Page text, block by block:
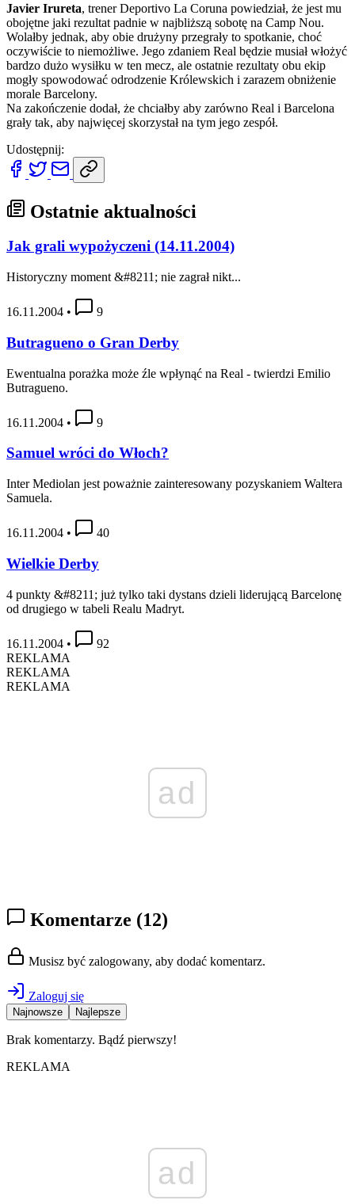
Javier Irureta, trener Deportivo La Coruna powiedział, że jest mu
obojętne jaki rezultat padnie w najbliższą sobotę na Camp Nou.
Wolałby jednak, aby obie drużyny przegrały to spotkanie, choć
oczywiście to niemożliwe. Jego zdaniem Real będzie musiał włożyć
bardzo dużo wysiłku w ten mecz, ale ostatnie rezultaty obu ekip
mogły spowodować odrodzenie Królewskich i zarazem obniżenie
morale Barcelony.
Na zakończenie dodał, że chciałby aby zarówno Real i Barcelona
grały tak, aby najwięcej skorzystał na tym jego zespół.
Udostępnij:
Ostatnie aktualności
Jak grali wypożyczeni (14.11.2004)
Historyczny moment &#8211; nie zagrał nikt...
16.11.2004 • 9
Butragueno o Gran Derby
Ewentualna porażka może źle wpłynąć na Real - twierdzi Emilio
Butragueno.
16.11.2004 • 9
Samuel wróci do Włoch?
Inter Mediolan jest poważnie zainteresowany pozyskaniem Waltera
Samuela.
16.11.2004 • 40
Wielkie Derby
4 punkty &#8211; już tylko taki dystans dzieli liderującą Barcelonę
od drugiego w tabeli Realu Madryt.
16.11.2004 •
92
REKLAMA
REKLAMA
REKLAMA
ad
Komentarze (12)
Musisz być zalogowany, aby dodać komentarz.
Zaloguj się
Najnowsze Najlepsze
Brak komentarzy. Bądź pierwszy!
REKLAMA
ad